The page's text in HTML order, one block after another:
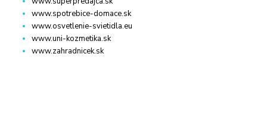
www.spotrebice-domace.sk
www.osvetlenie-svietidla.eu
www.uni-kozmetika.sk
www.zahradnicek.sk